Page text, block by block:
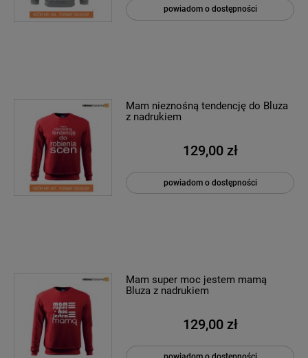
powiadom o dostępności
Mam nieznośną tendencję do Bluza
z nadrukiem
129,00 zł
powiadom o dostępności
Mam super moc jestem mamą
Bluza z nadrukiem
129,00 zł